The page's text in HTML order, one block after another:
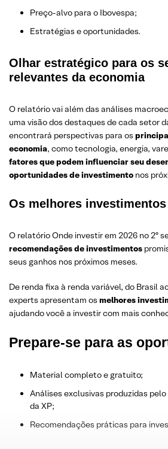
Preço-alvo para o Ibovespa;
Estratégias e oportunidades.
Olhar estratégico para os
relevantes da economia
O relatório vai além das análises
uma visão dos destaques de cada setor
encontrará perspectivas para os
economia, como tecnologia, energia,
fatores que podem influenciar seu
oportunidades de investimento nos
Os melhores investimentos
O relatório Onde investir em 2026 no 2º
recomendações de investimentos
seus ganhos nos próximos meses.
De renda fixa à renda variável, do Brasil
experts apresentam os melhores
ajudando você a investir com mais
Prepare-se para as
Material completo e gratuito;
Análises exclusivas produzidas
da XP;
Recomendações práticas para